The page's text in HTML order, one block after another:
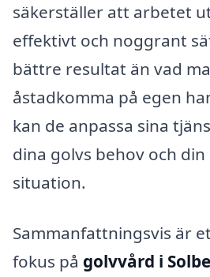
säkerställer att arbetet
effektivt och noggrant
bättre resultat än vad
åstadkomma på egen
kan de anpassa sina
dina golvs behov och din
situation.
Sammanfattningsvis är
fokus på golvvård i